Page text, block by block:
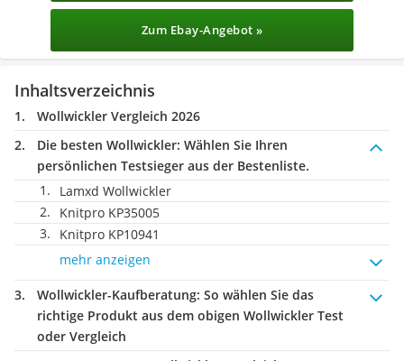
Zum Ebay-Angebot »
Inhaltsverzeichnis
Wollwickler Vergleich 2026
Die besten Wollwickler: Wählen Sie Ihren
persönlichen Testsieger aus der Bestenliste.
Lamxd Wollwickler
Knitpro KP35005
Knitpro KP10941
mehr anzeigen
Wollwickler-Kaufberatung: So wählen Sie das
richtige Produkt aus dem obigen Wollwickler Test
oder Vergleich